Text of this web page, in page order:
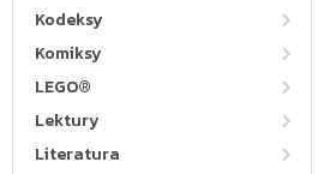
Kodeksy
Komiksy
LEGO®
Lektury
Literatura